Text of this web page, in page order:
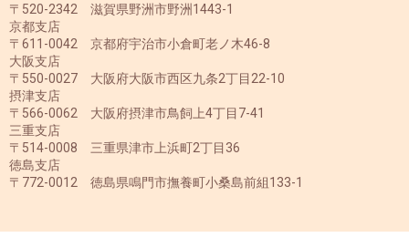
〒520-2342 滋賀県野洲市野洲1443-1
京都支店
〒611-0042 京都府宇治市小倉町老ノ木46-8
大阪支店
〒550-0027 大阪府大阪市西区九条2丁目22-10
摂津支店
〒566-0062 大阪府摂津市鳥飼上4丁目7-41
三重支店
〒514-0008 三重県津市上浜町2丁目36
徳島支店
〒772-0012 徳島県鳴門市撫養町小桑島前組133-1